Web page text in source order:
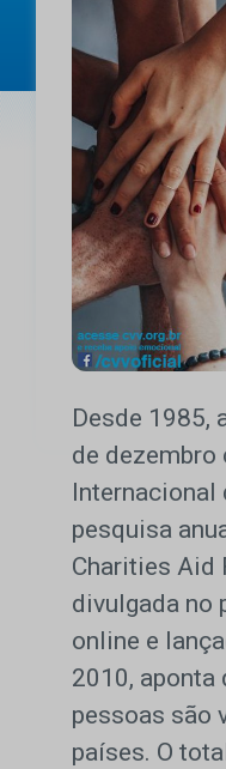
Desde 1985,
de dezembro
Internacional
pesquisa
Charities Aid
divulgada no
online e
2010, aponta
pessoas são
países. O